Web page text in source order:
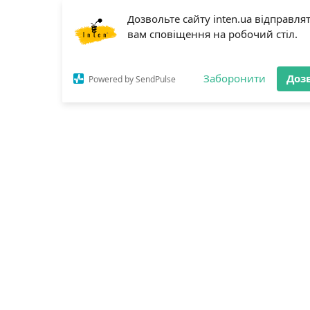
Дозвольте сайту inten.ua
вам сповіщення на робочий стіл.
Powered by SendPulse Заборонити